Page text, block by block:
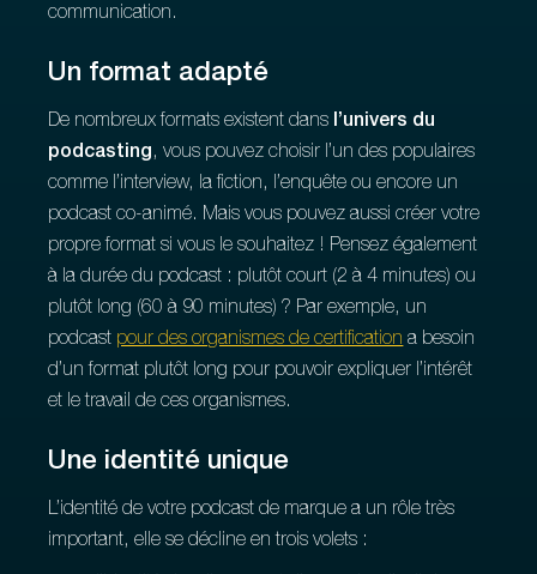
communication.
Un format adapté
De nombreux formats existent dans l’univers du
podcasting, vous pouvez choisir l’un des populaires
comme l’interview, la fiction, l’enquête ou encore un
podcast co-animé. Mais vous pouvez aussi créer votre
propre format si vous le souhaitez ! Pensez également
à la durée du podcast : plutôt court (2 à 4 minutes) ou
plutôt long (60 à 90 minutes) ? Par exemple, un
podcast pour des organismes de certification a besoin
d’un format plutôt long pour pouvoir expliquer l’intérêt
et le travail de ces organismes.
Une identité unique
L’identité de votre podcast de marque a un rôle très
important, elle se décline en trois volets :